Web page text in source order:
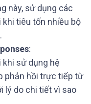
này, sử dụng các
tiêu tốn nhiều bộ
:
khi sử dụng hệ
phản hồi trực tiếp từ
lý do chi tiết vì sao